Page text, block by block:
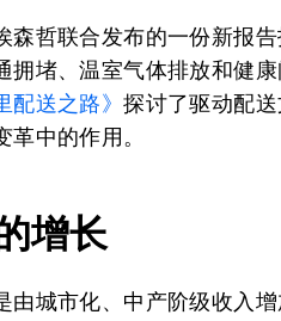
森哲联合发布的一份新报
拥堵、温室气体排放和健
配送之路》探讨了驱动配
中的作用。
增长
由城市化、中产阶级收入